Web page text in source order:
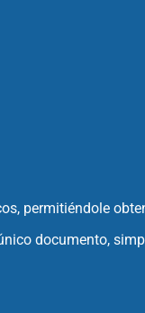
permitiéndole
documento,